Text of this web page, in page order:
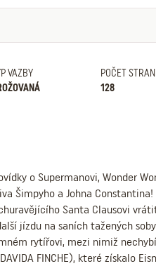
VAZBY
POČET STRAN
128
o Supermanovi, Wonder
Šimpyho a Johna Constantina!
Santa Clausovi
jízdu na saních tažených
rytířovi, mezi nimiž
FINCHE), které získalo